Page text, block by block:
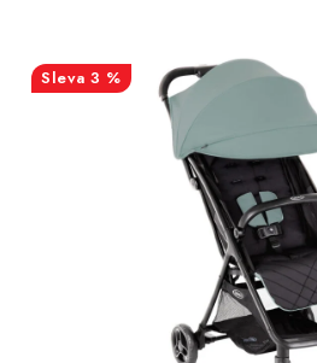
AUTOPOTAHY ŠITÉ NA MÍRU
3 %